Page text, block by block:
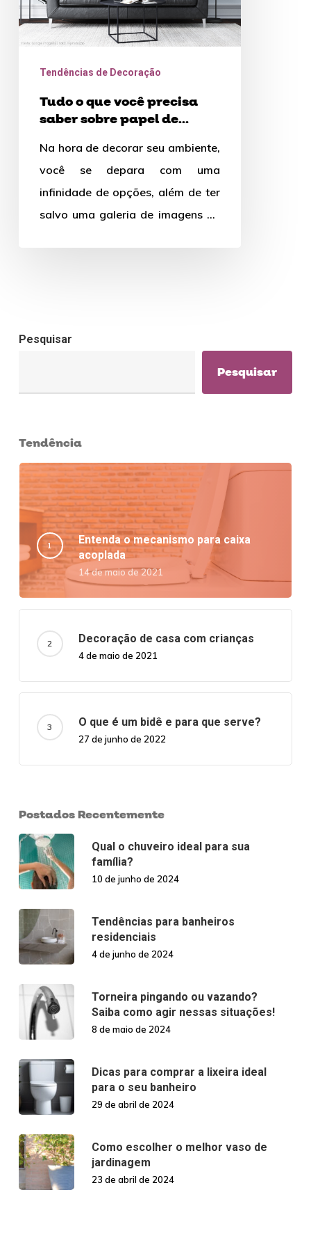
papel
de
paredeTendências de Decoração
Tudo o que você precisa
saber sobre papel de
Na hora de decorar seu ambiente,
você se depara com uma
infinidade de opções, além de ter
salvo uma galeria de imagens de
Pesquisar
Pesquisar
Tendência
Entenda o mecanismo para caixa
acoplada
14 de maio de 2021
Decoração de casa com crianças
4 de maio de 2021
O que é um bidê e para que serve?
27 de junho de 2022
Postados Recentemente
Qual o chuveiro ideal para sua
família?
10 de junho de 2024
Tendências para banheiros
residenciais
4 de junho de 2024
Torneira pingando ou vazando?
Saiba como agir nessas situações!
8 de maio de 2024
Dicas para comprar a lixeira ideal
para o seu banheiro
29 de abril de 2024
Como escolher o melhor vaso de
jardinagem
23 de abril de 2024